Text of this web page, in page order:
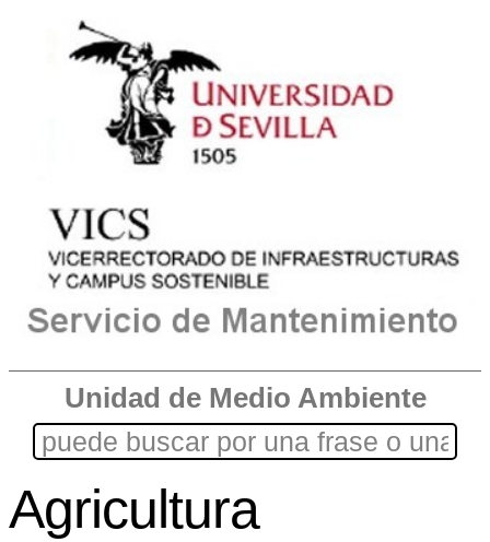
Unidad de Medio Ambiente
Agricultura